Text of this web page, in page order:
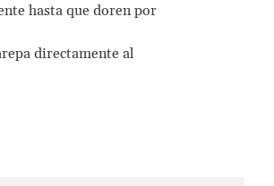
hasta que doren por
directamente al